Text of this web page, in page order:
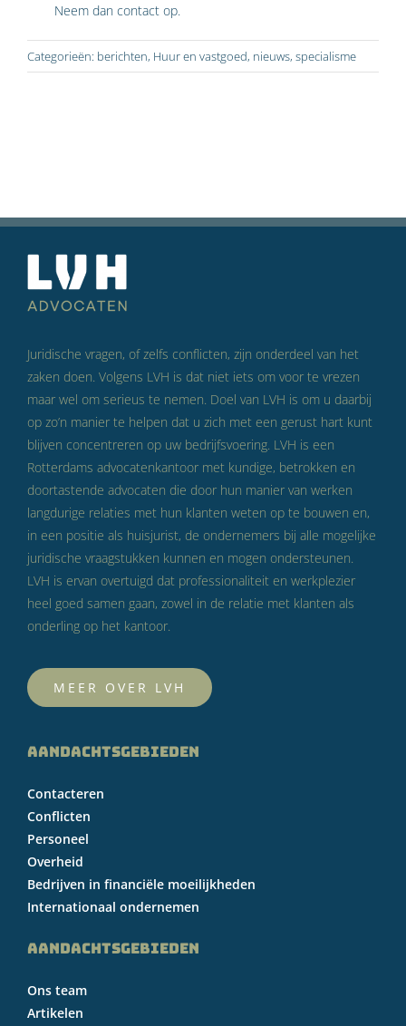
Neem dan contact op.
Categorieën: berichten, Huur en vastgoed, nieuws, specialisme
Juridische vragen, of zelfs conflicten, zijn onderdeel van het
zaken doen. Volgens LVH is dat niet iets om voor te vrezen
maar wel om serieus te nemen. Doel van LVH is om u daarbij
op zo’n manier te helpen dat u zich met een gerust hart kunt
blijven concentreren op uw bedrijfsvoering. LVH is een
Rotterdams advocatenkantoor met kundige, betrokken en
doortastende advocaten die door hun manier van werken
langdurige relaties met hun klanten weten op te bouwen en,
in een positie als huisjurist, de ondernemers bij alle mogelijke
juridische vraagstukken kunnen en mogen ondersteunen.
LVH is ervan overtuigd dat professionaliteit en werkplezier
heel goed samen gaan, zowel in de relatie met klanten als
onderling op het kantoor.
MEER OVER LVH
AANDACHTSGEBIEDEN
Contacteren
Conflicten
Personeel
Overheid
Bedrijven in financiële moeilijkheden
Internationaal ondernemen
AANDACHTSGEBIEDEN
Ons team
Artikelen